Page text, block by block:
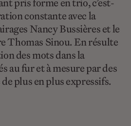
constante avec la
Nancy Bussières et le
Thomas Sinou. En résulte
des mots dans la
au fur et à mesure par des
de plus en plus expressifs.